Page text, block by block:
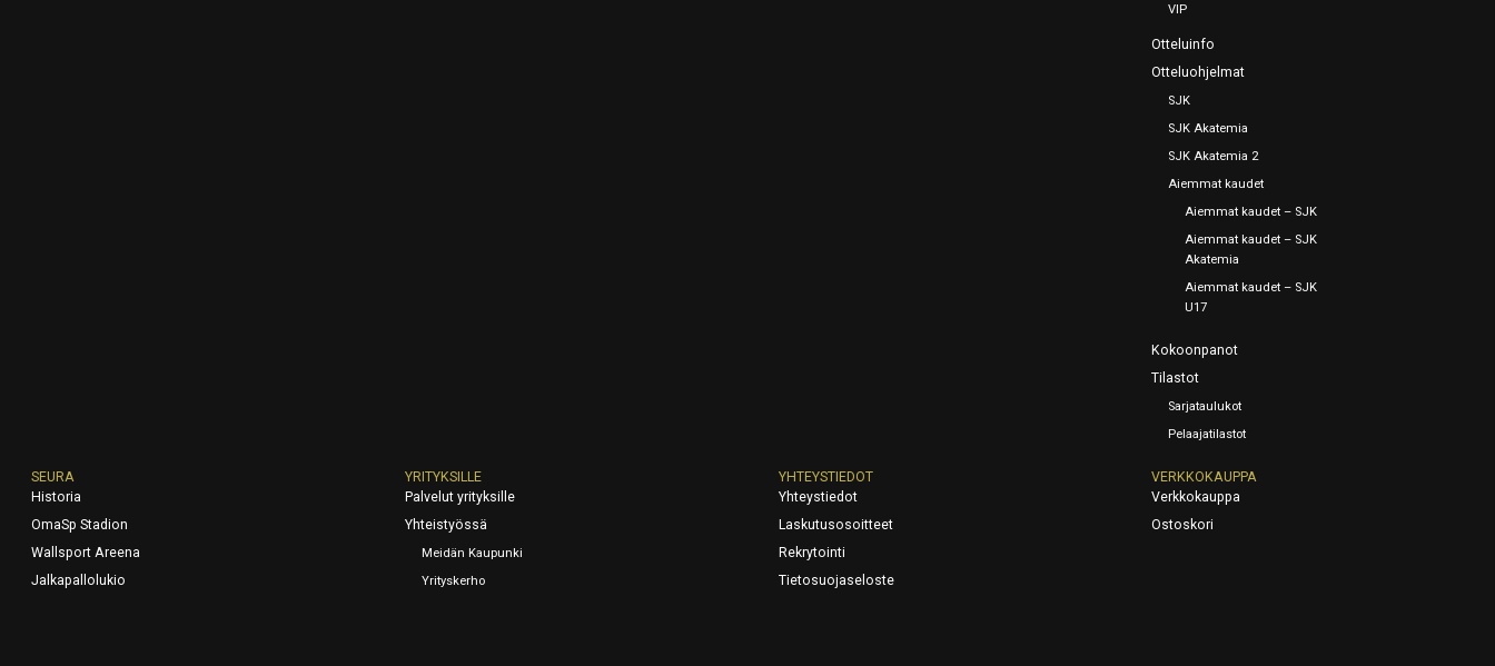
VIP
Otteluinfo
Otteluohjelmat
SJK
SJK Akatemia
SJK Akatemia 2
Aiemmat kaudet
Aiemmat kaudet – SJK
Aiemmat kaudet – SJK
Akatemia
Aiemmat kaudet – SJK
U17
Kokoonpanot
Tilastot
Sarjataulukot
Pelaajatilastot
SEURA
Historia
OmaSp Stadion
Wallsport Areena
Jalkapallolukio
YRITYKSILLE
Palvelut yrityksille
Yhteistyössä
Meidän Kaupunki
Yrityskerho
YHTEYSTIEDOT
Yhteystiedot
Laskutusosoitteet
Rekrytointi
Tietosuojaseloste
VERKKOKAUPPA
Verkkokauppa
Ostoskori